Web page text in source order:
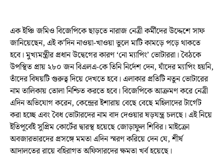
এক ইঞ্চি জমিও বিজেপিকে ছাড়তে নারাজ নেত্রী কর্মীদের উদ্দেশে সাফ
জানিয়েছেন, এই ক’দিন নাওয়া-খাওয়া ভুলে মাটি কামড়ে পড়ে থাকতে
হবে। মুখ্যমন্ত্রীর প্রধান উদ্বেগের কারণ ‘নো ম্যাপিং’ ভোটাররা। বৈঠকে
উপস্থিত প্রায় ২৮০ জন বিএলএ-কে তিনি নির্দেশ দেন, যাঁদের ম্যাপিং হয়নি,
তাঁদের বিষয়টি গুরুত্ব দিয়ে দেখতে হবে। এলাকার প্রতিটি নতুন ভোটারের
নাম তালিকায় তোলা নিশ্চিত করতে হবে। বিজেপিকে আক্রমণ করে নেত্রী
এদিন অভিযোগ করেন, কেন্দ্রের ইশারায় বেছে বেছে মহিলাদের টার্গেট
করা হচ্ছে এবং বৈধ ভোটারদের নাম বাদ দেওয়ার ষড়যন্ত্র চলছে। এই নিয়ে
ইতিপূর্বেই সুপ্রিম কোর্টের দ্বারস্থ হয়েছে জোড়াফুল শিবির। মাইক্রো
অবজারভারদের প্রসঙ্গে মমতা এদিন স্মরণ করিয়ে দেন যে, শীর্ষ
আদালতের রায়ে বহিরাগত অফিসারদের ক্ষমতা খর্ব হয়েছে।